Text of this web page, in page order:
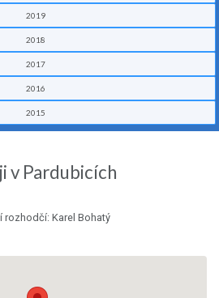
2019
2018
2017
2016
2015
v Pardubicích
Karel Bohatý